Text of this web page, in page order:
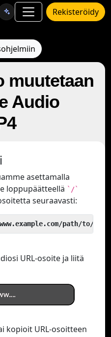
Rekisteröidy
muutetaan
Audio
asettamalla
loppupäätteellä `/`
seuraavasti:
path/to/
URL-osoite ja liitä
kopioit URL-osoitteen